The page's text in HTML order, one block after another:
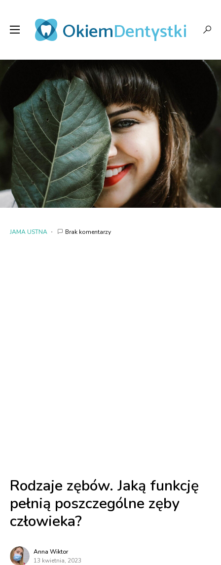
JAMA USTNA Brak komentarzy
Rodzaje zębów. Jaką funkcję
pełnią poszczególne zęby
człowieka?
Anna Wiktor
13 kwietnia, 2023